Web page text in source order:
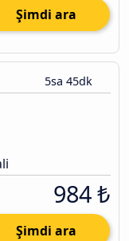
Şimdi ara
5sa 45dk
984 ₺
Şimdi ara